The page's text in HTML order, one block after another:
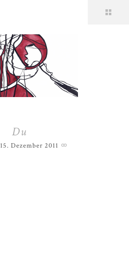
Du
15. Dezember 2011